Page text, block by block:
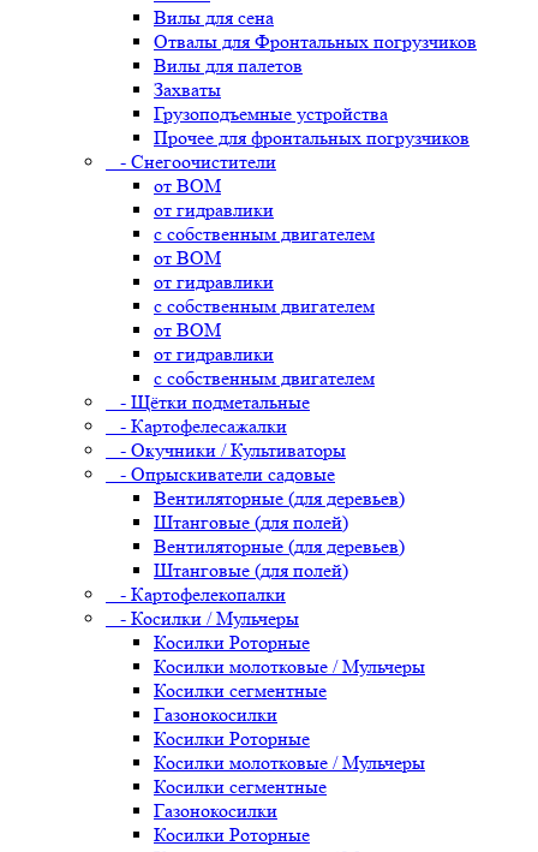
Вилы для сена
Отвалы для Фронтальных погрузчиков
Вилы для палетов
Захваты
Грузоподъемные устройства
Прочее для фронтальных погрузчиков
- Снегоочистители
от ВОМ
от гидравлики
с собственным двигателем
от ВОМ
от гидравлики
с собственным двигателем
от ВОМ
от гидравлики
с собственным двигателем
- Щётки подметальные
- Картофелесажалки
- Окучники / Культиваторы
- Опрыскиватели садовые
Вентиляторные (для деревьев)
Штанговые (для полей)
Вентиляторные (для деревьев)
Штанговые (для полей)
- Картофелекопалки
- Косилки / Мульчеры
Косилки Роторные
Косилки молотковые / Мульчеры
Косилки сегментные
Газонокосилки
Косилки Роторные
Косилки молотковые / Мульчеры
Косилки сегментные
Газонокосилки
Косилки Роторные